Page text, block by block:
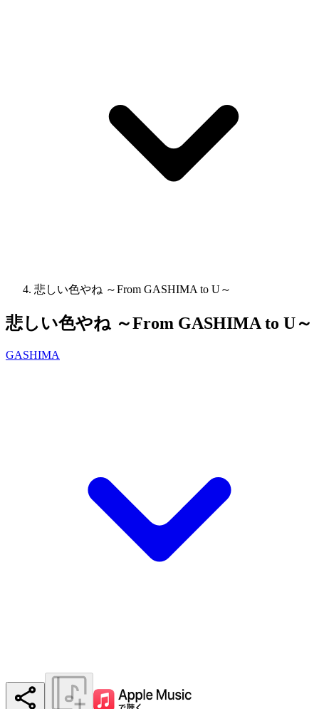
悲しい色やね ～From GASHIMA to U～
悲しい色やね ～From GASHIMA to U～
GASHIMA